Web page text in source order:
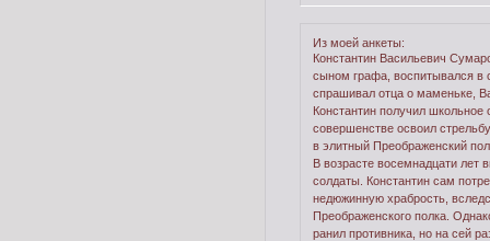
Из моей анкеты:
Константин Васильевич
сыном графа, воспитывался в
спрашивал отца о маменьке,
Константин получил
совершенстве освоил
в элитный Преображенский
В возрасте восемнадцати лет
солдаты. Константин сам
недюжинную храбрость,
Преображенского полка.
ранил противника, но на сей